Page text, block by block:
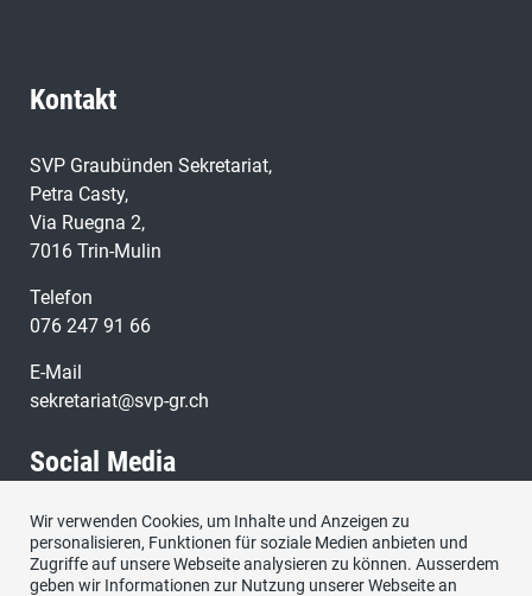
Kontakt
SVP Graubünden Sekretariat,
Petra Casty,
Via Ruegna 2,
7016 Trin-Mulin
Telefon
076 247 91 66
E-Mail
sekretariat@svp-gr.ch
Social Media
Besuchen Sie uns bei:
Wir verwenden Cookies, um Inhalte und Anzeigen zu
personalisieren, Funktionen für soziale Medien anbieten und
Zugriffe auf unsere Webseite analysieren zu können. Ausserdem
geben wir Informationen zur Nutzung unserer Webseite an